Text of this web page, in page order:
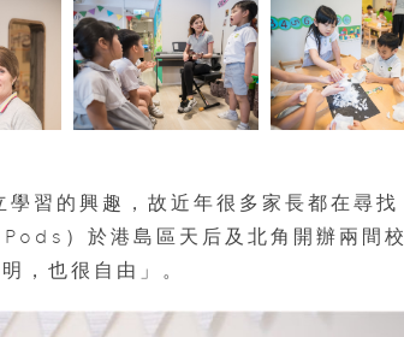
習的興趣，故近年很多家長都在尋找
）於港島區天后及北角開辦兩間校
，也很自由」。